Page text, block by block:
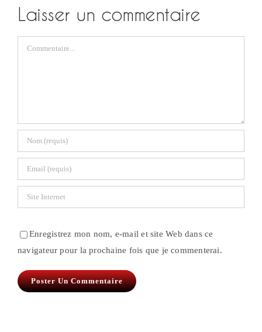
Laisser un commentaire
Commentaire
Enregistrez mon nom, e-mail et site Web dans ce
navigateur pour la prochaine fois que je commenterai.